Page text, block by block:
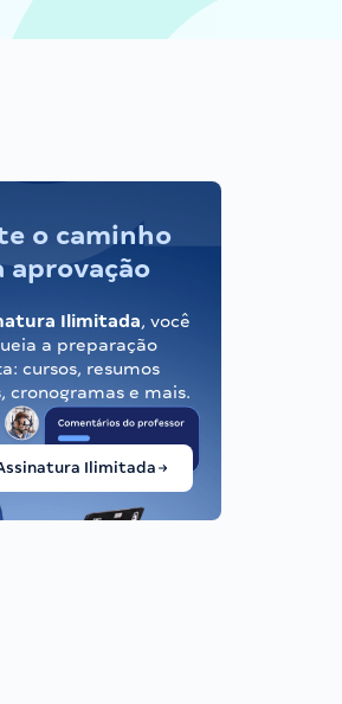
o caminho
aprovação
Ilimitada, você
a preparação
cursos, resumos
cronogramas e mais.
Ilimitada